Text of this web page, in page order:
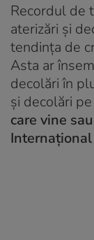
Recordul de
aterizări și
tendința de
Asta ar
decolări în
și decolări
care vine